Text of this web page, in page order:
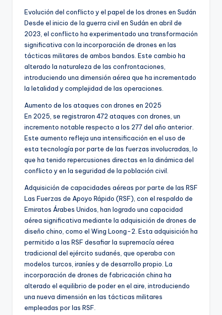
Evolución del conflicto y el papel de los drones en Sudán
Desde el inicio de la guerra civil en Sudán en abril de
2023, el conflicto ha experimentado una transformación
significativa con la incorporación de drones en las
tácticas militares de ambos bandos. Este cambio ha
alterado la naturaleza de las confrontaciones,
introduciendo una dimensión aérea que ha incrementado
la letalidad y complejidad de las operaciones.
Aumento de los ataques con drones en 2025
En 2025, se registraron 472 ataques con drones, un
incremento notable respecto a los 277 del año anterior.
Este aumento refleja una intensificación en el uso de
esta tecnología por parte de las fuerzas involucradas, lo
que ha tenido repercusiones directas en la dinámica del
conflicto y en la seguridad de la población civil.
Adquisición de capacidades aéreas por parte de las RSF
Las Fuerzas de Apoyo Rápido (RSF), con el respaldo de
Emiratos Árabes Unidos, han logrado una capacidad
aérea significativa mediante la adquisición de drones de
diseño chino, como el Wing Loong-2. Esta adquisición ha
permitido a las RSF desafiar la supremacía aérea
tradicional del ejército sudanés, que operaba con
modelos turcos, iraníes y de desarrollo propio. La
incorporación de drones de fabricación china ha
alterado el equilibrio de poder en el aire, introduciendo
una nueva dimensión en las tácticas militares
empleadas por las RSF.